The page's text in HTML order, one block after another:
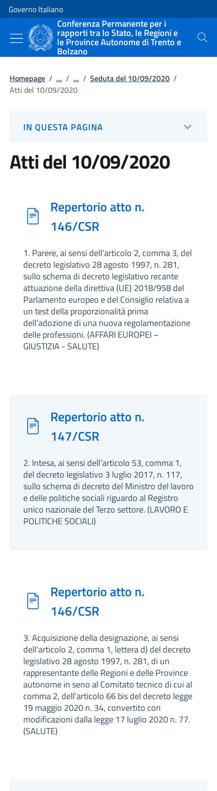
Vai al contenuto
Vai alla navigazione del sito
Governo Italiano
Conferenza Permanente per i
rapporti tra lo Stato, le Regioni e
le Province Autonome di Trento e
Bolzano
Cerca
Homepage / ... / ... / Seduta del 10/09/2020 /
Atti del 10/09/2020
IN QUESTA PAGINA
Atti del 10/09/2020
Repertorio atto n.
146/CSR
1. Parere, ai sensi dell’articolo 2, comma 3, del
decreto legislativo 28 agosto 1997, n. 281,
sullo schema di decreto legislativo recante
attuazione della direttiva (UE) 2018/958 del
Parlamento europeo e del Consiglio relativa a
un test della proporzionalità prima
dell’adozione di una nuova regolamentazione
delle professioni. (AFFARI EUROPEI –
GIUSTIZIA - SALUTE)
Repertorio atto n.
147/CSR
2. Intesa, ai sensi dell’articolo 53, comma 1,
del decreto legislativo 3 luglio 2017, n. 117,
sullo schema di decreto del Ministro del lavoro
e delle politiche sociali riguardo al Registro
unico nazionale del Terzo settore. (LAVORO E
POLITICHE SOCIALI)
Repertorio atto n.
146/CSR
3. Acquisizione della designazione, ai sensi
dell'articolo 2, comma 1, lettera d) del decreto
legislativo 28 agosto 1997, n. 281, di un
rappresentante delle Regioni e delle Province
autonome in seno al Comitato tecnico di cui al
comma 2, dell’articolo 66 bis del decreto legge
19 maggio 2020 n. 34, convertito con
modificazioni dalla legge 17 luglio 2020 n. 77.
(SALUTE)